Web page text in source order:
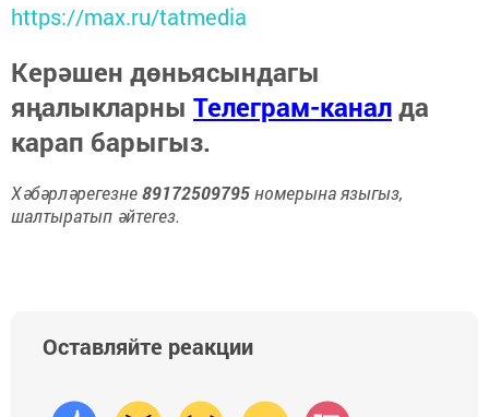
https://max.ru/tatmedia
Керәшен дөньясындагы
яңалыкларны Телеграм-каналда
карап барыгыз.
Хәбәрләрегезне89172509795номерына языгыз,
шалтыратып әйтегез.
Оставляйте реакции